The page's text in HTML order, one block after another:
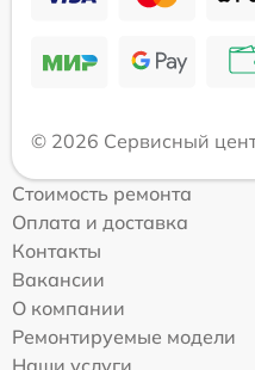
© 2026 Сервисный
Стоимость ремонта
Оплата и доставка
Контакты
Вакансии
О компании
Ремонтируемые модели
Наши услуги